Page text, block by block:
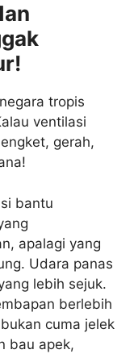
tropis
ventilasi
gerah,
bantu
apalagi yang
Udara panas
lebih sejuk.
berlebih
cuma jelek
bau apek,